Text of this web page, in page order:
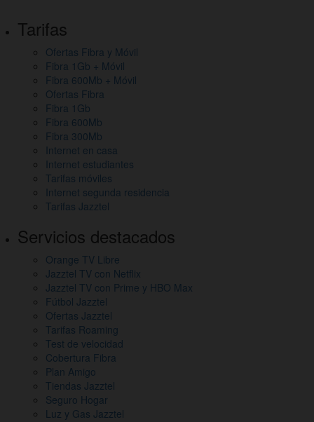
Pie
de
página,
mapa
sitio
otros
enlaces
de
interés
Tarifas
Ofertas Fibra y Móvil
Fibra 1Gb + Móvil
Fibra 600Mb + Móvil
Ofertas Fibra
Fibra 1Gb
Fibra 600Mb
Fibra 300Mb
Internet en casa
Internet estudiantes
Tarifas móviles
Internet segunda residencia
Tarifas Jazztel
Servicios destacados
Orange TV Libre
Jazztel TV con Netflix
Jazztel TV con Prime y HBO Max
Fútbol Jazztel
Ofertas Jazztel
Tarifas Roaming
Test de velocidad
Cobertura Fibra
Plan Amigo
Tiendas Jazztel
Seguro Hogar
Luz y Gas Jazztel